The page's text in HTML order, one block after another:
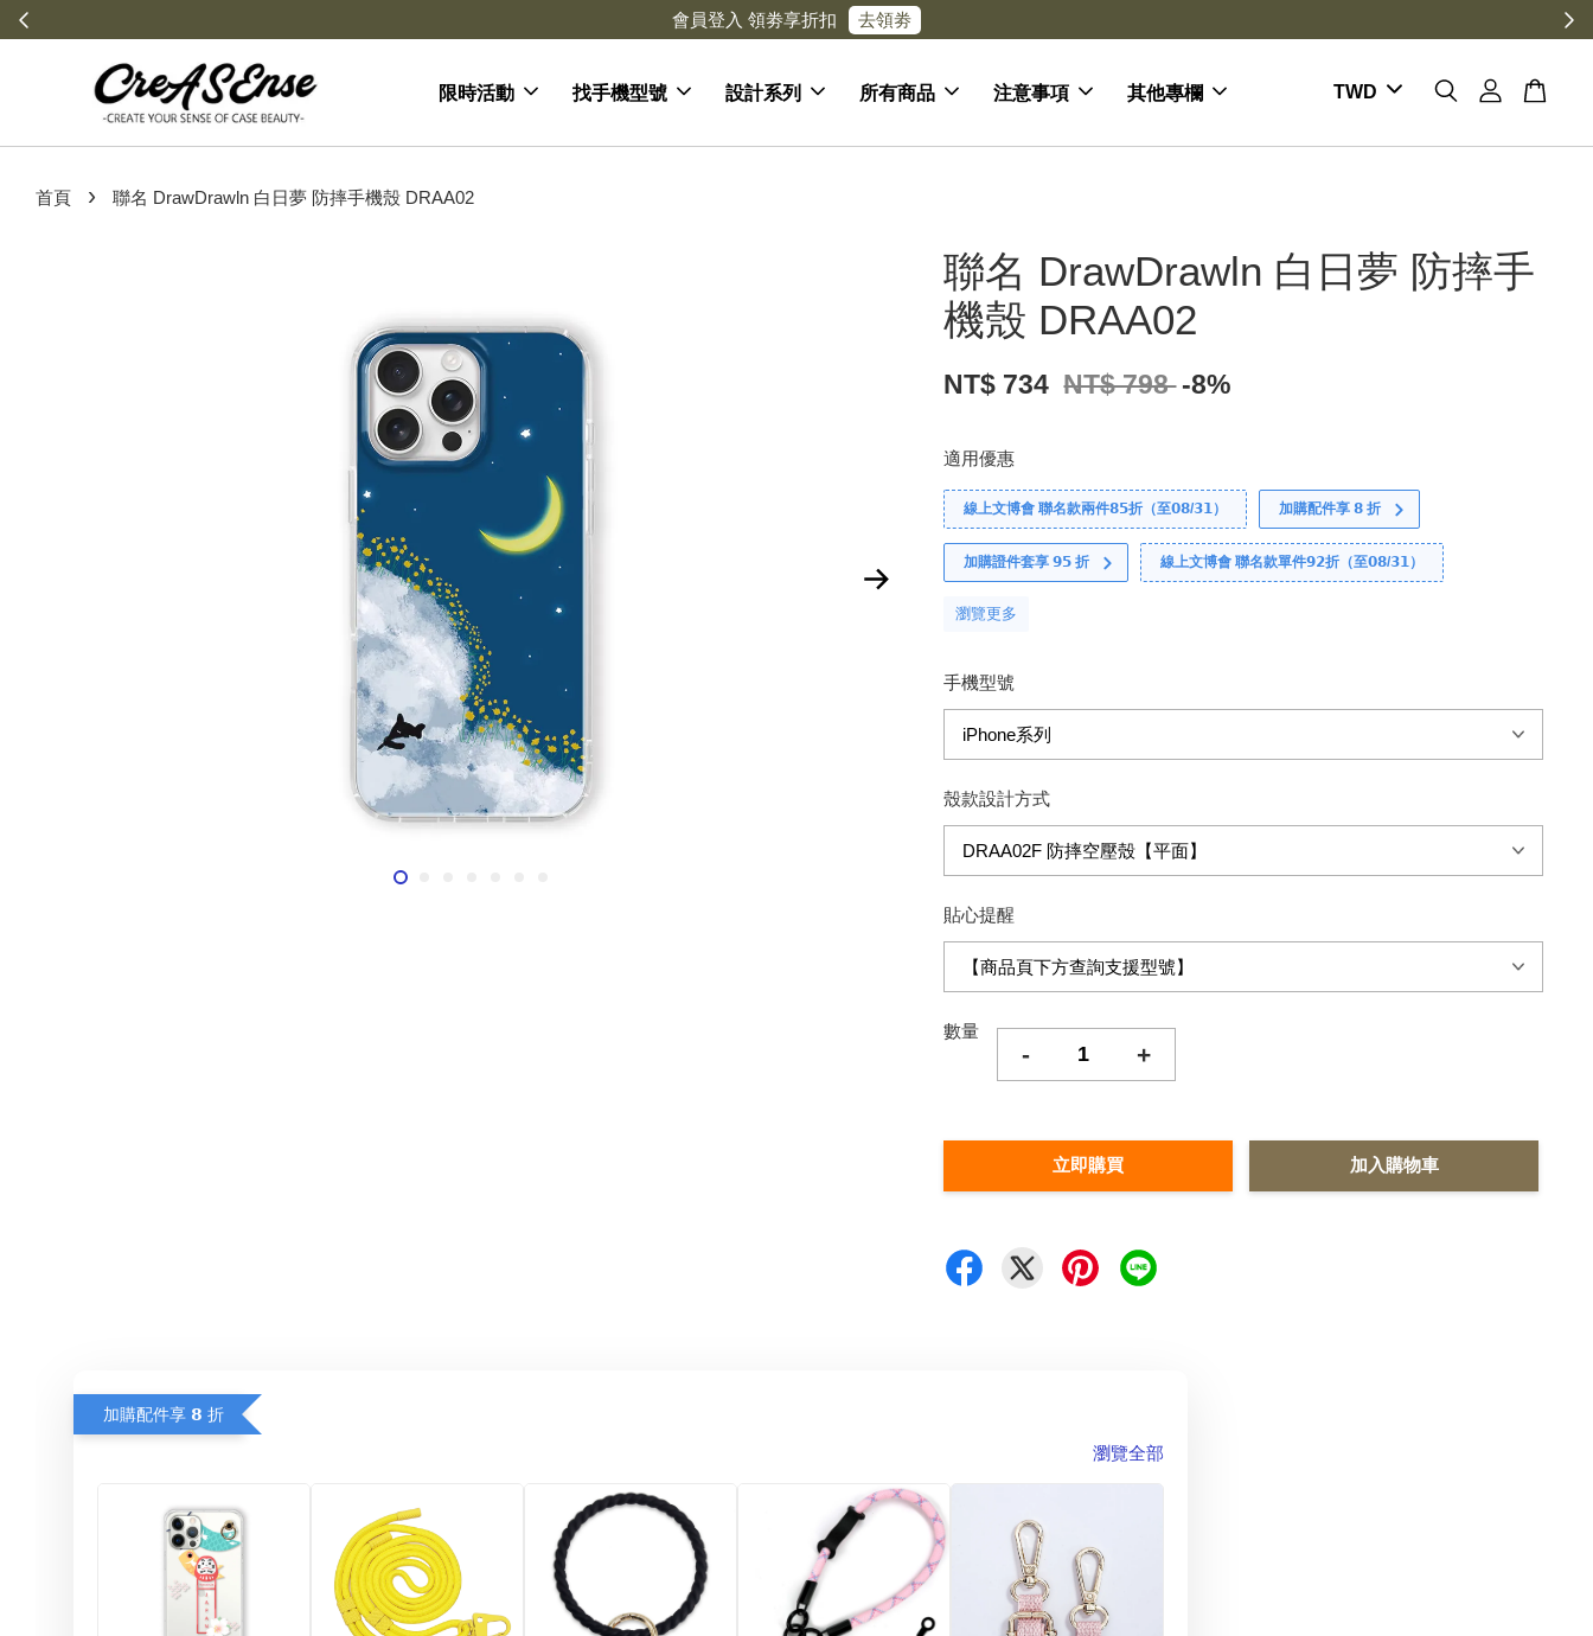
會員登入 領劵享折扣 去領劵
限時活動 找手機型號 設計系列 所有商品 注意事項 其他專欄
首頁 › 聯名 DrawDrawln 白日夢 防摔手機殼 DRAA02
聯名 DrawDrawln 白日夢 防摔手
機殼 DRAA02
NT$ 734 NT$ 798 -8%
適用優惠
線上文博會 聯名款兩件𝟴𝟱折（至𝟬𝟴/𝟯𝟭） 加購配件享 𝟴 折
加購證件套享 𝟵𝟱 折 線上文博會 聯名款單件𝟵𝟮折（至𝟬𝟴/𝟯𝟭）
瀏覽更多
手機型號
殼款設計方式
貼心提醒
數量
- +
立即購買 加入購物車
加購配件享 𝟴 折
瀏覽全部